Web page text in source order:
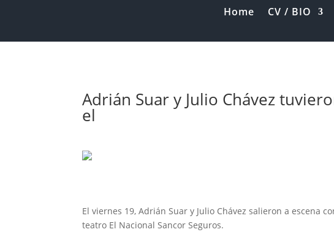
Home CV / BIO
Adrián Suar y Julio Chávez
el
El viernes 19, Adrián Suar y Julio Chávez salieron a escena
teatro El Nacional Sancor Seguros.